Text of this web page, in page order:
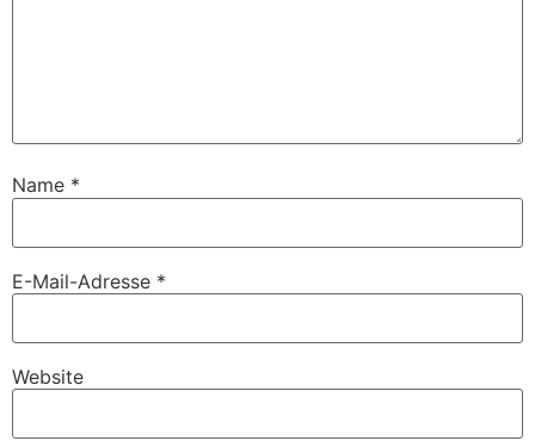
Name *
E-Mail-Adresse *
Website